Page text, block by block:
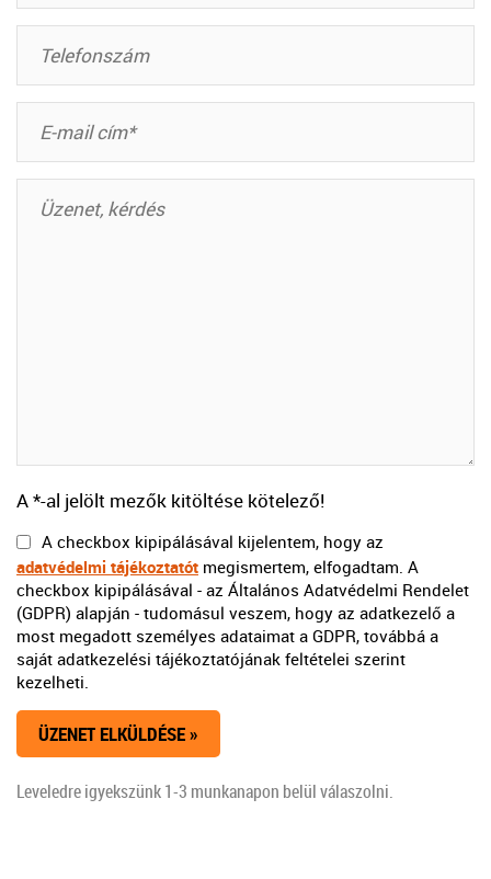
A *-al jelölt mezők kitöltése kötelező!
A checkbox kipipálásával kijelentem, hogy az
adatvédelmi tájékoztatót megismertem, elfogadtam. A
checkbox kipipálásával - az Általános Adatvédelmi Rendelet
(GDPR) alapján - tudomásul veszem, hogy az adatkezelő a
most megadott személyes adataimat a GDPR, továbbá a
saját adatkezelési tájékoztatójának feltételei szerint
kezelheti.
Leveledre igyekszünk 1-3 munkanapon belül válaszolni.